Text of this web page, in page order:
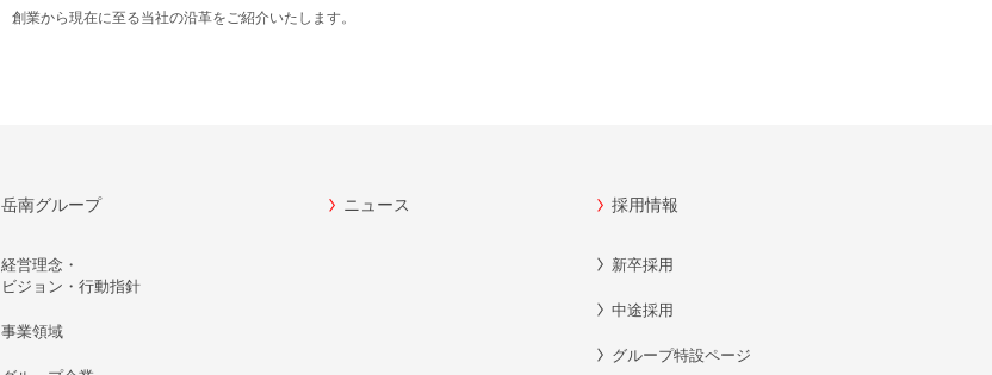
創業から現在に至る当社の沿革をご紹介いたします。
岳南グループ
経営理念・
ビジョン・行動指針
事業領域
ニュース 採用情報
新卒採用
中途採用
グループ特設ページ